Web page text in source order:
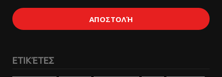
ΕΤΙΚΈΤΕΣ